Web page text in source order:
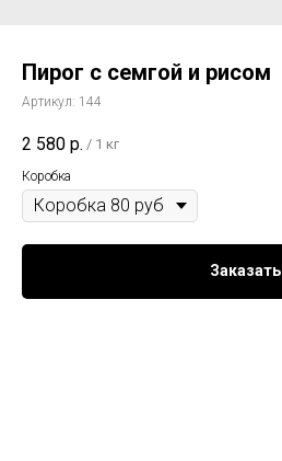
Пирог с семгой и рисом
Артикул: 144
2 580 р. / 1 кг
Коробка
Заказать